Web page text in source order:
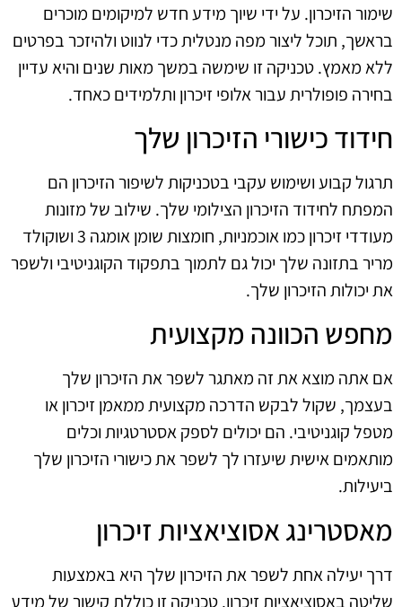
שימור הזיכרון. על ידי שיוך מידע חדש למיקומים מוכרים
בראשך, תוכל ליצור מפה מנטלית כדי לנווט ולהיזכר בפרטים
ללא מאמץ. טכניקה זו שימשה במשך מאות שנים והיא עדיין
בחירה פופולרית עבור אלופי זיכרון ותלמידים כאחד.
חידוד כישורי הזיכרון שלך
תרגול קבוע ושימוש עקבי בטכניקות לשיפור הזיכרון הם
המפתח לחידוד הזיכרון הצילומי שלך. שילוב של מזונות
מעודדי זיכרון כמו אוכמניות, חומצות שומן אומגה 3 ושוקולד
מריר בתזונה שלך יכול גם לתמוך בתפקוד הקוגניטיבי ולשפר
את יכולות הזיכרון שלך.
מחפש הכוונה מקצועית
אם אתה מוצא את זה מאתגר לשפר את הזיכרון שלך
בעצמך, שקול לבקש הדרכה מקצועית ממאמן זיכרון או
מטפל קוגניטיבי. הם יכולים לספק אסטרטגיות וכלים
מותאמים אישית שיעזרו לך לשפר את כישורי הזיכרון שלך
ביעילות.
מאסטרינג אסוציאציות זיכרון
דרך יעילה אחת לשפר את הזיכרון שלך היא באמצעות
שליטה באסוציאציות זיכרון. טכניקה זו כוללת קישור של מידע